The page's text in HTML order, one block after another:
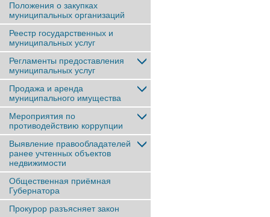
Положения о закупках
муниципальных организаций
Реестр государственных и
муниципальных услуг
Регламенты предоставления
муниципальных услуг
Продажа и аренда
муниципального имущества
Мероприятия по
противодействию коррупции
Выявление правообладателей
ранее учтенныx объектов
недвижимости
Общественная приёмная
Губернатора
Прокурор разъясняет закон